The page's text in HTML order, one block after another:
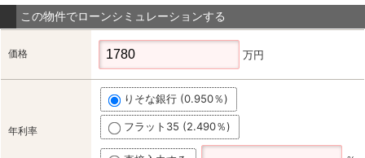
この物件でローンシミュレーションする
価格 万円
年利率
りそな銀行 (0.950％)
フラット35 (2.490％)